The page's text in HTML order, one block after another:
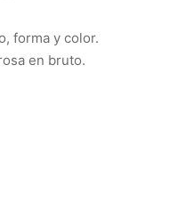
forma y color.
en bruto.